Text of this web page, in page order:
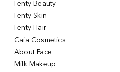
Fenty Beauty
Fenty Skin
Fenty Hair
Caia Cosmetics
About Face
Milk Makeup